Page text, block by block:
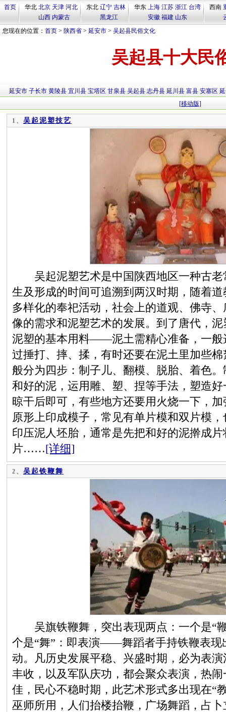
首页 华北 北京 天津 河北
山西 内蒙古
东北 辽宁 吉林
黑龙江
华东 上海 江苏 浙江 台湾
安徽 福建 山东
西南
您现在的位置： 首页 > 陕西省 > 延安市 > 吴起县民俗文化
吴起县十大民
延安市 子长市 黄陵县 宜川县 宝塔区 甘泉县 吴起县 志丹县 延川县 富县 安塞区
[移动版]
1、 吴起泥塑技艺
吴起泥塑艺术是中国陕西地区一种古老
生及形成的时间可追溯到两汉时期，随着
多样化的奉祀活动，社会上的道观、佛寺
像的需求和泥塑艺术的发展。到了唐代，
泥塑的基本用料——泥土需精心准备，一般
过捶打、摔、揉，有时还要在泥土里加些
般分为四步：制子儿、翻模、脱胎、着色
和好的泥，运用雕、塑、捏等手法，塑造
晾干后即可，有些地方还要用火烧一下，
原形上印成模子，常见有单片模和双片模
印压泥人坯胎，通常是先把和好的泥擀成
片……[详细]
2、 吴起铁鞭舞
吴旗铁鞭舞，突出表现两点：一个是“
个是“舞”：即表演——舞蹈者手持铁鞭表现
动。凡历史发展平稳、兴盛时期，必为表
丰收，以及军队庆功，都会聚众表演，热
佳，民心不稳时期，此艺术形式多出现在
巫师所用，人们抬楼抬鞭，广场舞蹈，占